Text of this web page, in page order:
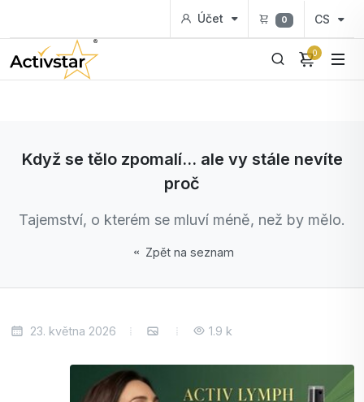
Účet 0 CS
0
Když se tělo zpomalí... ale vy stále nevíte
proč
Tajemství, o kterém se mluví méně, než by mělo.
Zpět na seznam
23. května 2026 1.9 k